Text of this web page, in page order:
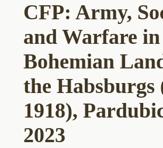
CFP: Army,
and Warfare
Bohemian
the Habsburgs
1918),
2023